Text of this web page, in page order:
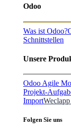
Odoo
Was ist Odoo?
Schnittstellen
Unsere
Odoo Agile
Projekt-
Import
Folgen Sie uns